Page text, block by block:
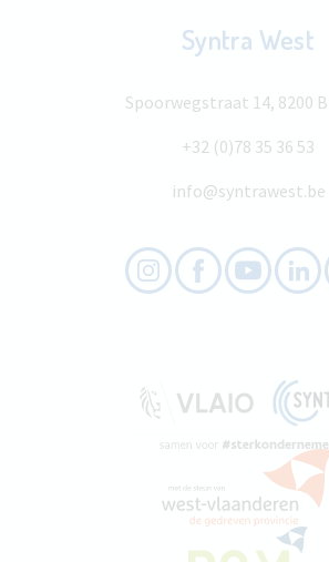
Syntra West
Spoorwegstraat 14, 8200
+32 (0)78 35 36 53
info@syntrawest.be